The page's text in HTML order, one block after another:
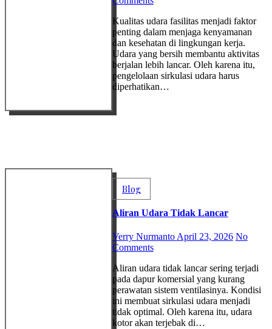
Kualitas udara fasilitas menjadi faktor
penting dalam menjaga kenyamanan
dan kesehatan di lingkungan kerja.
Udara yang bersih membantu aktivitas
berjalan lebih lancar. Oleh karena itu,
pengelolaan sirkulasi udara harus
diperhatikan…
Blog
Aliran Udara Tidak Lancar
Verry Nurmanto April 23, 2026 No
Comments
Aliran udara tidak lancar sering terjadi
pada dapur komersial yang kurang
perawatan sistem ventilasinya. Kondisi
ini membuat sirkulasi udara menjadi
tidak optimal. Oleh karena itu, udara
kotor akan terjebak di…